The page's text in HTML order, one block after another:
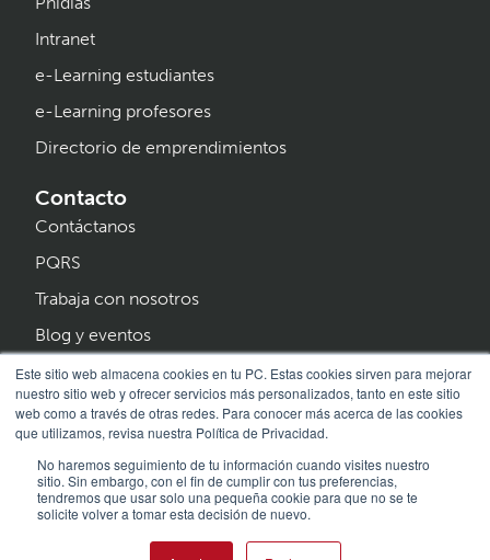
Este sitio web almacena cookies en tu PC. Estas cookies sirven para mejorar
nuestro sitio web y ofrecer servicios más personalizados, tanto en este sitio
web como a través de otras redes. Para conocer más acerca de las cookies
que utilizamos, revisa nuestra Política de Privacidad.
No haremos seguimiento de tu información cuando visites nuestro
sitio. Sin embargo, con el fin de cumplir con tus preferencias,
tendremos que usar solo una pequeña cookie para que no se te
solicite volver a tomar esta decisión de nuevo.
Intranet
e-Learning estudiantes
e-Learning profesores
Directorio de emprendimientos
Contacto
Contáctanos
PQRS
Trabaja con nosotros
Blog y eventos
Programa Creer
© 2026 HEI Schools Bogotá North Buckingham · Todos los